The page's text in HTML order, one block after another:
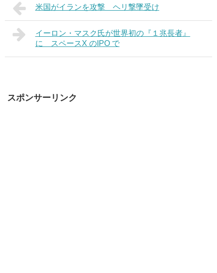
米国がイランを攻撃 ヘリ撃墜受け
イーロン・マスク氏が世界初の『１兆長者』
に スペースX のIPO で
スポンサーリンク